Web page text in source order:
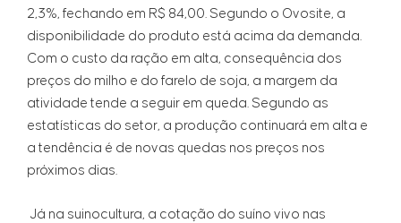
2,3%, fechando em R$ 84,00. Segundo o Ovosite, a
disponibilidade do produto está acima da demanda.
Com o custo da ração em alta, consequência dos
preços do milho e do farelo de soja, a margem da
atividade tende a seguir em queda. Segundo as
estatísticas do setor, a produção continuará em alta e
a tendência é de novas quedas nos preços nos
próximos dias.
Já na suinocultura, a cotação do suíno vivo nas